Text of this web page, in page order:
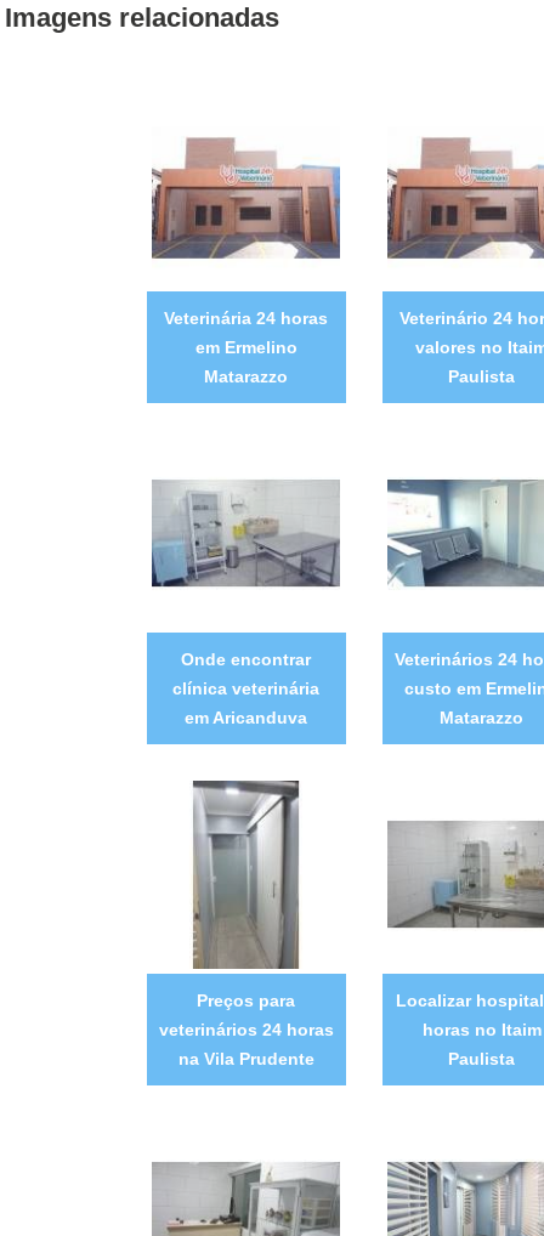
Imagens relacionadas
Veterinária 24 horas
em Ermelino
Matarazzo
Veterinário 24
valores no
Paulista
Onde encontrar
clínica veterinária
em Aricanduva
Veterinários 24
custo em
Matarazzo
Preços para
veterinários 24 horas
na Vila Prudente
Localizar
horas no Itaim
Paulista